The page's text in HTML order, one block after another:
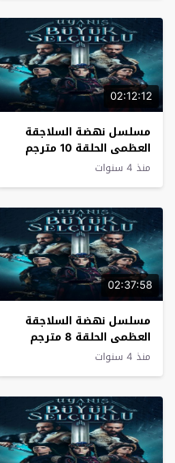
02:12:12
مسلسل نهضة السلاجقة
العظمى الحلقة 10 مترجم
منذ 4 سنوات
02:37:58
مسلسل نهضة السلاجقة
العظمى الحلقة 8 مترجم
منذ 4 سنوات